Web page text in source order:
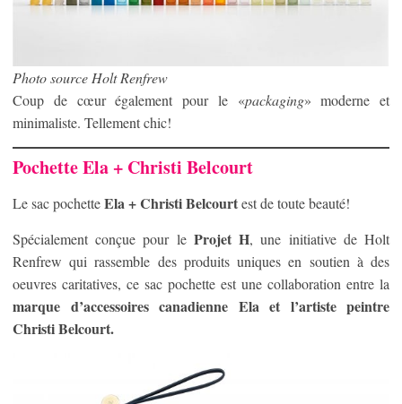
Photo source Holt Renfrew
Coup de cœur également pour le «packaging» moderne et
minimaliste. Tellement chic!
Pochette Ela + Christi Belcourt
Le sac pochetteEla + Christi Belcourtest de toute beauté!
Spécialement conçue pour le Projet H, une initiative de Holt
Renfrew qui rassemble des produits uniques en soutien à des
oeuvres caritatives, ce sac pochette est une collaboration entre la
marque d’accessoires canadienne Ela et l’artiste peintre
Christi Belcourt.